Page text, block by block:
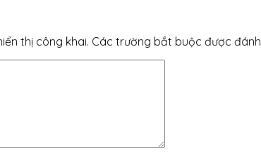
thị công khai. Các trường bắt buộc được